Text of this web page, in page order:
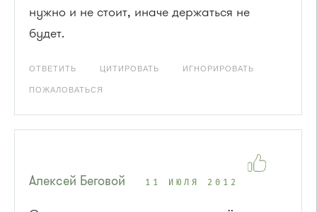
нужно и не стоит, иначе держаться не
будет.
ОТВЕТИТЬ ЦИТИРОВАТЬ ИГНОРИРОВАТЬ
ПОЖАЛОВАТЬСЯ
Алексей Беговой 11 ИЮЛЯ 2012